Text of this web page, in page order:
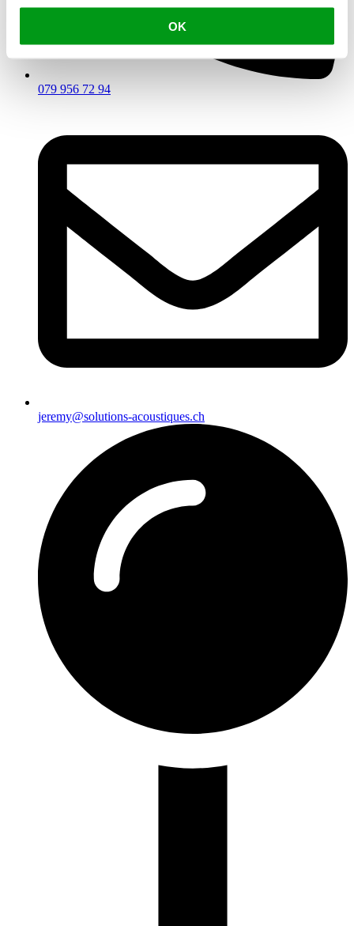
OK
079 956 72 94
jeremy@solutions-acoustiques.ch